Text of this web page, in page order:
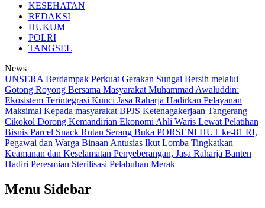
KESEHATAN
REDAKSI
HUKUM
POLRI
TANGSEL
News
UNSERA Berdampak Perkuat Gerakan Sungai Bersih melalui
Gotong Royong Bersama Masyarakat Muhammad Awaluddin:
Ekosistem Terintegrasi Kunci Jasa Raharja Hadirkan Pelayanan
Maksimal Kepada masyarakat BPJS Ketenagakerjaan Tangerang
Cikokol Dorong Kemandirian Ekonomi Ahli Waris Lewat Pelatihan
Bisnis Parcel Snack Rutan Serang Buka PORSENI HUT ke-81 RI,
Pegawai dan Warga Binaan Antusias Ikut Lomba Tingkatkan
Keamanan dan Keselamatan Penyeberangan, Jasa Raharja Banten
Hadiri Peresmian Sterilisasi Pelabuhan Merak
Menu Sidebar